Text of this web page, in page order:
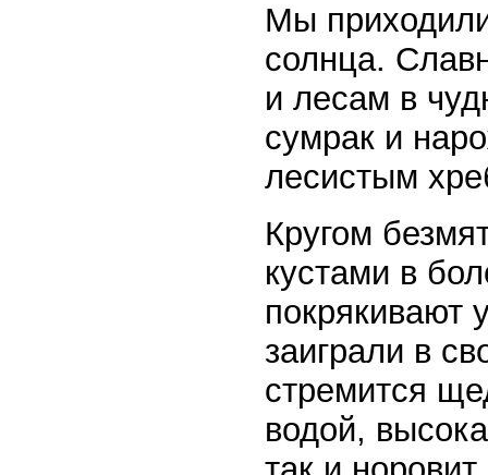
Мы
солнца.
и лесам в
сумрак и
лесистым
Кругом
кустами в
покрякивают
заиграли в
стремится
водой,